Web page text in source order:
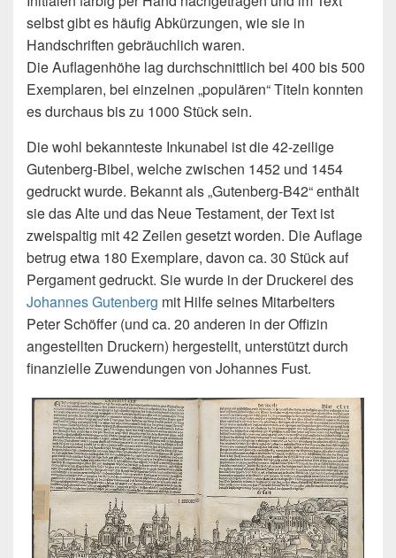
selbst gibt es häufig Abkürzungen, wie sie in
Handschriften gebräuchlich waren.
Die Auflagenhöhe lag durchschnittlich bei 400 bis 500
Exemplaren, bei einzelnen „populären“ Titeln konnten
es durchaus bis zu 1000 Stück sein.
Die wohl bekannteste Inkunabel ist die 42-zeilige
Gutenberg-Bibel, welche zwischen 1452 und 1454
gedruckt wurde. Bekannt als „Gutenberg-B42“ enthält
sie das Alte und das Neue Testament, der Text ist
zweispaltig mit 42 Zeilen gesetzt worden. Die Auflage
betrug etwa 180 Exemplare, davon ca. 30 Stück auf
Pergament gedruckt. Sie wurde in der Druckerei des
Johannes Gutenberg mit Hilfe seines Mitarbeiters
Peter Schöffer (und ca. 20 anderen in der Offizin
angestellten Druckern) hergestellt, unterstützt durch
finanzielle Zuwendungen von Johannes Fust.